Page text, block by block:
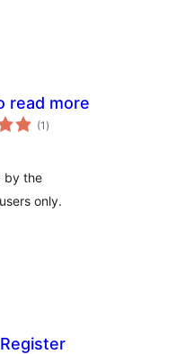
read more
(1 전
체)
by the
only.